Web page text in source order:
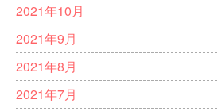
2021年10月
2021年9月
2021年8月
2021年7月